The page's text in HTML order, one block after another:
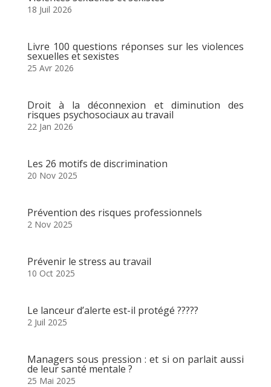
18 Juil 2026
Livre 100 questions réponses sur les violences
sexuelles et sexistes
25 Avr 2026
Droit à la déconnexion et diminution des
risques psychosociaux au travail
22 Jan 2026
Les 26 motifs de discrimination
20 Nov 2025
Prévention des risques professionnels
2 Nov 2025
Prévenir le stress au travail
10 Oct 2025
Le lanceur d’alerte est-il protégé ?????
2 Juil 2025
Managers sous pression : et si on parlait aussi
de leur santé mentale ?
25 Mai 2025